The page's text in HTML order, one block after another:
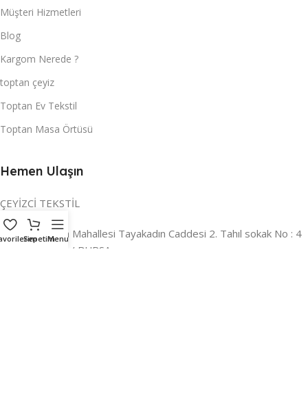
Müşteri Hizmetleri
Blog
Kargom Nerede ?
toptan çeyiz
Toptan Ev Tekstil
Toptan Masa Örtüsü
Hemen Ulaşın
ÇEYİZCİ TEKSTİL
Adres:Reyhan Mahallesi Tayakadın Caddesi 2. Tahıl sokak No : 4
/ a Osmangazi / BURSA
SepetimMenu